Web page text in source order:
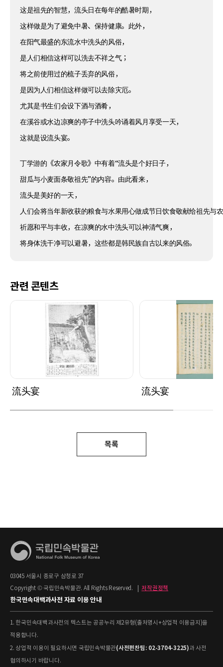
这是祖先的智慧，流头日在每年的酷暑时期，
这样做是为了避免中暑、保持健康。此外，
在阳气最盛的东流水中洗头的风俗，
是人们相信这样可以洗去不祥之气；
将之前使用过的梳子丢弃的风俗，
是因为人们相信这样做可以去除灾厄。
尤其是书生们会设下酒与酒肴，
在溪谷或水边凉爽的亭子中洗头吟诵着风月享受一天，
这就是设流头宴。
丁学游的《农家月令歌》中有着“流头是个好日子，
甜瓜与小麦面条敬祖先”的内容。由此看来，
流头是美好的一天，
人们会将当年新收获的粮食与水果用心做成节日饮食敬献给祖先与
祈愿和平与丰收，在凉爽的水中洗头可以神清气爽，
将身体洗干净可以避暑，这些都是韩民族自古以来的风俗。
관련 콘텐츠
流头宴 流头宴
목록
03045 서울시 종로구 삼청로 37
Copyright © 국립민속박물관. All Rights Reserved.
저작권정책
한국민속대백과사전 자료 이용 안내
1. 한국민속대백과사전의 텍스트는 공공누리 제2유형(출처명시+상업적 이용금지)을
적용합니다.
2. 상업적 이용이 필요하시면 국립민속박물관(사전편찬팀: 02-3704-3225)과 사전
협의하시기 바랍니다.